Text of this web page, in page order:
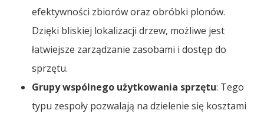
efektywności zbiorów oraz obróbki plonów.
Dzięki bliskiej lokalizacji drzew, możliwe jest
łatwiejsze zarządzanie zasobami i dostęp do
sprzętu.
Grupy wspólnego użytkowania sprzętu: Tego
typu zespoły pozwalają na dzielenie się kosztami